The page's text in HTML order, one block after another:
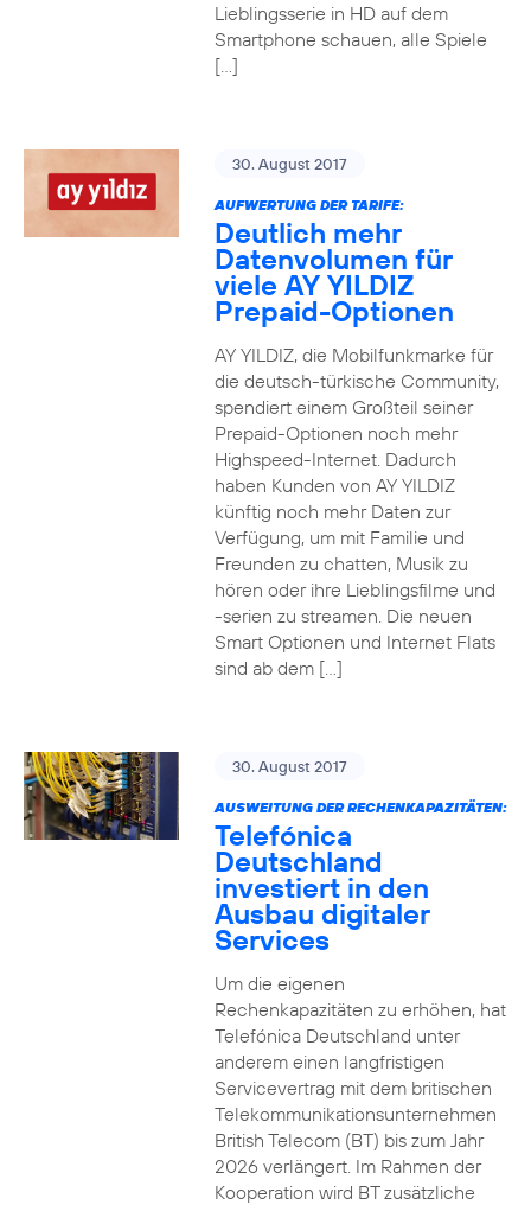
Lieblingsserie in HD auf dem
Smartphone schauen, alle Spiele
[…]
30. August 2017
AUFWERTUNG DER TARIFE:
Deutlich mehr
Datenvolumen für
viele AY YILDIZ
Prepaid-Optionen
AY YILDIZ, die Mobilfunkmarke für
die deutsch-türkische Community,
spendiert einem Großteil seiner
Prepaid-Optionen noch mehr
Highspeed-Internet. Dadurch
haben Kunden von AY YILDIZ
künftig noch mehr Daten zur
Verfügung, um mit Familie und
Freunden zu chatten, Musik zu
hören oder ihre Lieblingsfilme und
-serien zu streamen. Die neuen
Smart Optionen und Internet Flats
sind ab dem […]
30. August 2017
AUSWEITUNG DER RECHENKAPAZITÄTEN:
Telefónica
Deutschland
investiert in den
Ausbau digitaler
Services
Um die eigenen
Rechenkapazitäten zu erhöhen, hat
Telefónica Deutschland unter
anderem einen langfristigen
Servicevertrag mit dem britischen
Telekommunikationsunternehmen
British Telecom (BT) bis zum Jahr
2026 verlängert. Im Rahmen der
Kooperation wird BT zusätzliche